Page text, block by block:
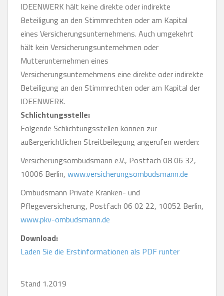
IDEENWERK hält keine direkte oder indirekte
Beteiligung an den Stimmrechten oder am Kapital
eines Versicherungsunternehmens. Auch umgekehrt
hält kein Versicherungsunternehmen oder
Mutterunternehmen eines
Versicherungsunternehmens eine direkte oder indirekte
Beteiligung an den Stimmrechten oder am Kapital der
IDEENWERK.
Schlichtungsstelle:
Folgende Schlichtungsstellen können zur
außergerichtlichen Streitbeilegung angerufen werden:
Versicherungsombudsmann e.V., Postfach 08 06 32,
10006 Berlin, www.versicherungsombudsmann.de
Ombudsmann Private Kranken- und
Pflegeversicherung, Postfach 06 02 22, 10052 Berlin,
www.pkv-ombudsmann.de
Download:
Laden Sie die Erstinformationen als PDF runter
Stand 1.2019